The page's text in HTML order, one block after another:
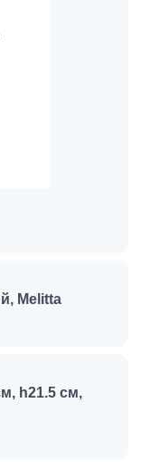
Melitta
h21.5 см,